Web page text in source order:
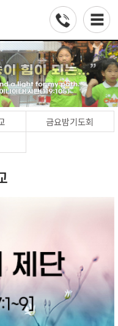
금요밤기도회